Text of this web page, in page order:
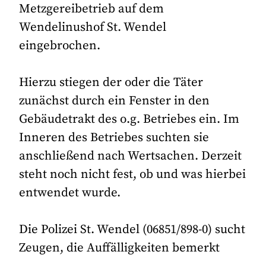
Metzgereibetrieb auf dem
Wendelinushof St. Wendel
eingebrochen.
Hierzu stiegen der oder die Täter
zunächst durch ein Fenster in den
Gebäudetrakt des o.g. Betriebes ein. Im
Inneren des Betriebes suchten sie
anschließend nach Wertsachen. Derzeit
steht noch nicht fest, ob und was hierbei
entwendet wurde.
Die Polizei St. Wendel (06851/898-0) sucht
Zeugen, die Auffälligkeiten bemerkt